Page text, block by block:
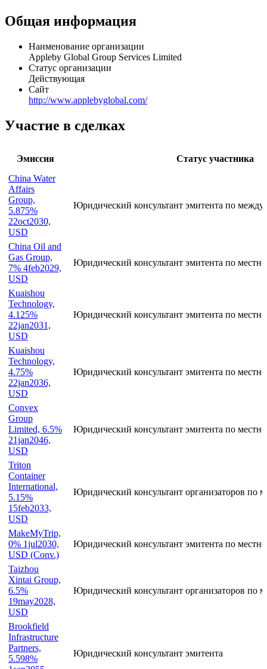
Общая информация
Наименование организации
Appleby Global Group Services Limited
Статус организации
Действующая
Сайт
http://www.applebyglobal.com/
Участие в сделках
Эмиссия
Статус участника
China Water
Affairs
Group,
5.875%
22oct2030,
USD
Юридический консультант эмитента по
China Oil and
Gas Group,
7% 4feb2029,
USD
Юридический консультант эмитента по
Kuaishou
Technology,
4.125%
22jan2031,
USD
Юридический консультант эмитента по
Kuaishou
Technology,
4.75%
22jan2036,
USD
Юридический консультант эмитента по
Convex
Group
Limited, 6.5%
21jan2046,
USD
Юридический консультант эмитента по
Triton
Container
International,
5.15%
15feb2033,
USD
Юридический консультант организаторов по
MakeMyTrip,
0% 1jul2030,
USD (Conv.)
Юридический консультант эмитента по
Taizhou
Xintai Group,
6.5%
19may2028,
USD
Юридический консультант организаторов по
Brookfield
Infrastructure
Partners,
5.598%
Юридический консультант эмитента